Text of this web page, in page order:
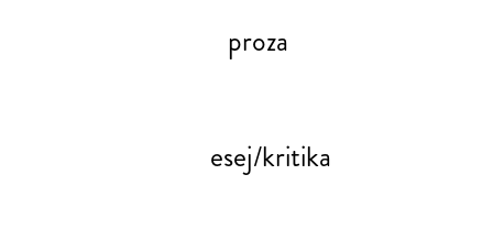
proza
esej/kritika